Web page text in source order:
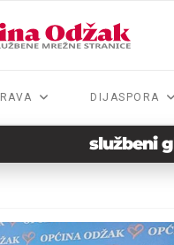
DIJASPORA
službeni